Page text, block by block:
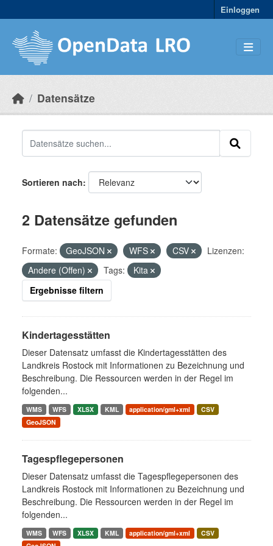
Einloggen
Datensätze
Sortieren nach
2 Datensätze gefunden
Formate: GeoJSON WFS CSV
Lizenzen:
Andere (Offen)
Tags:
Kita
Ergebnisse filtern
Kindertagesstätten
Dieser Datensatz umfasst die Kindertagesstätten des
Landkreis Rostock mit Informationen zu Bezeichnung und
Beschreibung. Die Ressourcen werden in der Regel im
folgenden...
WMS WFS XLSX KML application/gml+xml
CSV
GeoJSON
Tagespflegepersonen
Dieser Datensatz umfasst die Tagespflegepersonen des
Landkreis Rostock mit Informationen zu Bezeichnung und
Beschreibung. Die Ressourcen werden in der Regel im
folgenden...
WMS WFS XLSX KML application/gml+xml
CSV